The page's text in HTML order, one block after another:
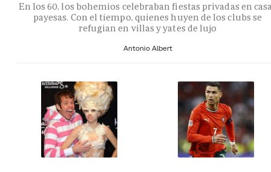
En los 60, los bohemios celebraban fiestas privadas en
payesas. Con el tiempo, quienes huyen de los clubs se
refugian en villas y yates de lujo
Antonio Albert